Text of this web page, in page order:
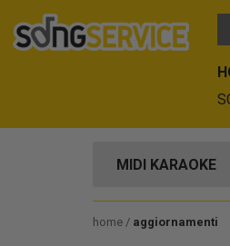
MIDI KARAOKE
home aggiornamenti